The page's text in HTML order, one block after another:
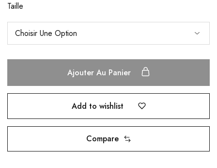
Taille
Ajouter Au Panier
Add to wishlist
Compare